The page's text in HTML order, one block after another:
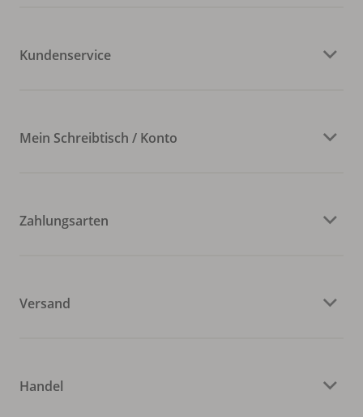
Kundenservice
Mein Schreibtisch / Konto
Zahlungsarten
Versand
Handel